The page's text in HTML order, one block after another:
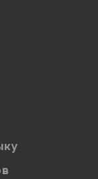
данных в
обработки